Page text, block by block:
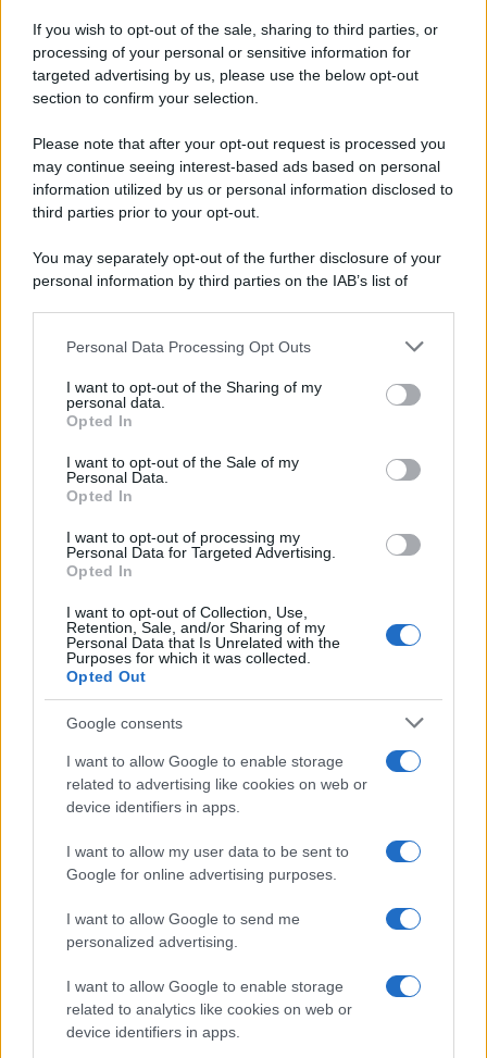
If you wish to opt-out of the sale, sharing to third parties, or
processing of your personal or sensitive information for
targeted advertising by us, please use the below opt-out
section to confirm your selection.
Please note that after your opt-out request is processed you
may continue seeing interest-based ads based on personal
information utilized by us or personal information disclosed to
third parties prior to your opt-out.
You may separately opt-out of the further disclosure of your
personal information by third parties on the IAB’s list of
This information may also be disclosed by us to third parties
disclose it to other third parties.
Please note that this website/app uses one or more Google
services and may gather and store information including but
not limited to your visit or usage behaviour. You may click to
grant or deny consent to Google and its third-party tags to
consent section.
Personal Data Processing Opt Outs
I want to opt-out of the Sharing of my
personal data.
Opted In
I want to opt-out of the Sale of my
Personal Data.
Opted In
I want to opt-out of processing my
Personal Data for Targeted Advertising.
Opted In
I want to opt-out of Collection, Use,
Retention, Sale, and/or Sharing of my
Personal Data that Is Unrelated with the
Purposes for which it was collected.
Opted Out
Google consents
I want to allow Google to enable storage
related to advertising like cookies on web or
device identifiers in apps.
I want to allow my user data to be sent to
Google for online advertising purposes.
I want to allow Google to send me
personalized advertising.
I want to allow Google to enable storage
related to analytics like cookies on web or
device identifiers in apps.
Gameland
Hig Tech Mag
Scoop Mag
Lgbtqia News
Motors Magazine 365
Day Travel 365
Home Magazine 365
Cineverse Magazine
SecondHomeMagazine
Francia
InvestirMag
Investieren24
News Hub UK
Lgbtq News
Olanda
NL Newz